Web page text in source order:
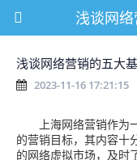
浅谈网络
浅谈网络营销的五大基
2023-11-16 17:21:15
上海网络营销作为一
的营销目标，其内容十
的网络虚拟市场，及时